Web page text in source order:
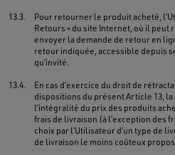
13.3.
Pour retourner le produit acheté,
Retours » du site Internet, où il
envoyer la demande de retour en
retour indiquée, accessible depuis
qu’invité.
13.4.
En cas d’exercice du droit de
dispositions du présent Article 13,
l’intégralité du prix des produits
frais de livraison (à l’exception des
choix par l’Utilisateur d’un type de
de livraison le moins coûteux